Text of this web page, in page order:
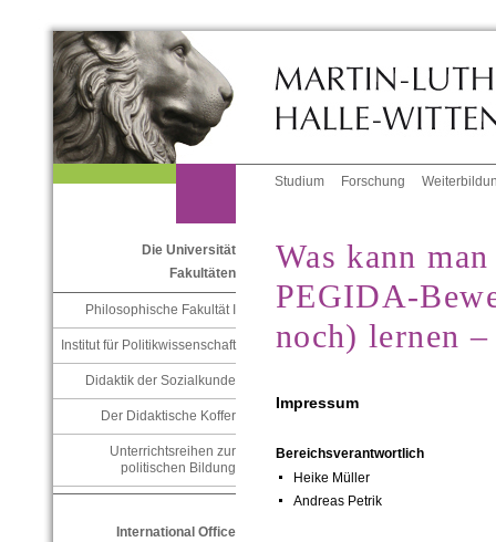
Studium Forschung
Die Universität
Fakultäten
Philosophische Fakultät I
Institut für Politikwissenschaft
Didaktik der Sozialkunde
Der Didaktische Koffer
Unterrichtsreihen zur
politischen Bildung
International Office
Was kann
PEGIDA-
noch) lernen
Impressum
Bereichsverantwortlich
Heike Müller
Andreas Petrik